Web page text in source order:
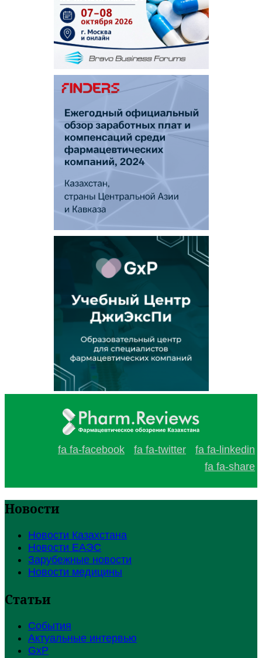
fa fa-facebook fa fa-twitter
fa fa-linkedin
fa fa-share
Новости
Новости Казахстана
Новости ЕАЭС
Зарубежные новости
Новости медицины
Статьи
События
Актуальные интервью
GxP